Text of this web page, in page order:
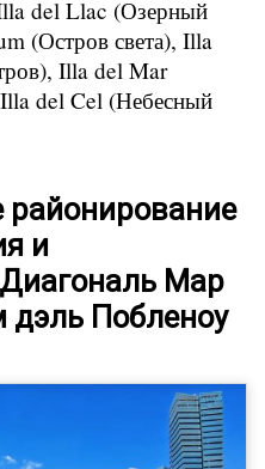
Illa del Llac (Озерный
(Остров света), Illa
Illa del Mar
del Cel (Небесный
районирование
и
Мар
Побленоу